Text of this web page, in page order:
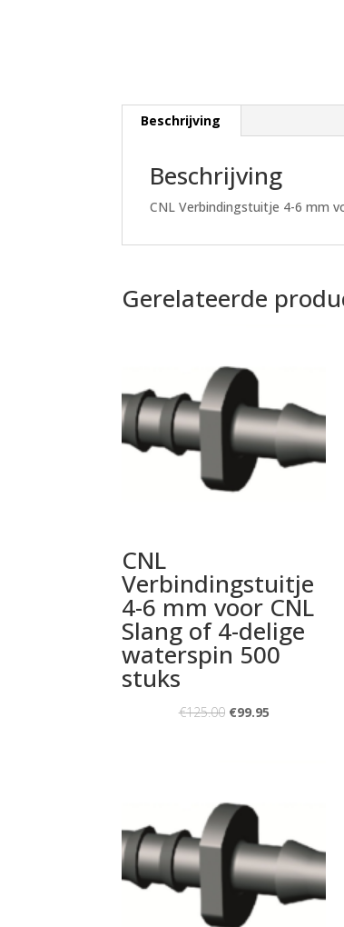
Beschrijving
Beschrijving
CNL Verbindingstuitje 4-6 mm
Gerelateerde
CNL
Verbindingstuitje
4-6 mm voor CNL
Slang of 4-delige
waterspin 500
stuks
€125.00 €99.95